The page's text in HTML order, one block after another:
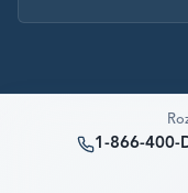
1-866-400-